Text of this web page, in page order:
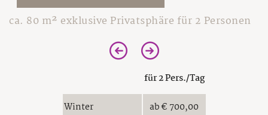
ca. 80 m² exklusive Privatsphäre für 2 Personen
für 2 Pers./Tag
Winter
ab € 700,00